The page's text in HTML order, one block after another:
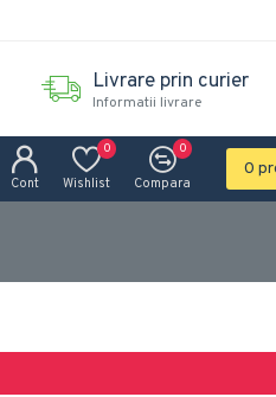
Livrare prin curier
Informatii livrare
Cont Wishlist
0
Compara
0
0